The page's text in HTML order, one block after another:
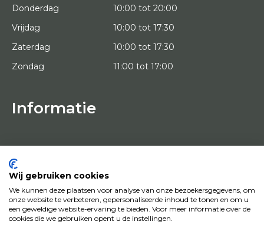
Donderdag
10:00 tot 20:00
Vrijdag
10:00 tot 17:30
Zaterdag
10:00 tot 17:30
Zondag
11:00 tot 17:00
Informatie
HOME
KUNSTENAARS
KUNSTWERKEN
HOE WERKT HET
NEWS
CONTACT
Wij gebruiken cookies
We kunnen deze plaatsen voor analyse van onze bezoekersgegevens, om
onze website te verbeteren, gepersonaliseerde inhoud te tonen en om u
een geweldige website-ervaring te bieden. Voor meer informatie over de
cookies die we gebruiken opent u de instellingen.